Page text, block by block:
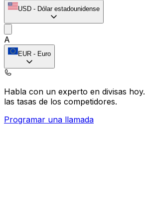
USD - Dólar estadounidense
A
EUR - Euro
Habla con un experto en divisas hoy.
las tasas de los competidores.
Programar una llamada